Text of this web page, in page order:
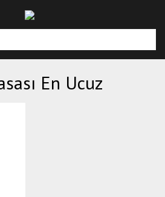
En Ucuz